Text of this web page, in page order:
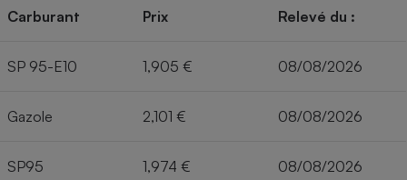
Carburant Prix Relevé du :
SP 95-E10 1,905 € 08/08/2026
Gazole 2,101 € 08/08/2026
SP95 1,974 € 08/08/2026